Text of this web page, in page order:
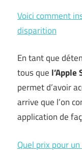
Voici comment
disparition
En tant que
tous que l’Apple
permet d’avoir
arrive que l’on
application de
Quel prix pour